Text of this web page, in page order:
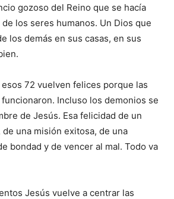
gozoso del Reino que se hacía
los seres humanos. Un Dios que
los demás en sus casas, en sus
72 vuelven felices porque las
Incluso los demonios se
de Jesús. Esa felicidad de un
una misión exitosa, de una
bondad y de vencer al mal. Todo va
Jesús vuelve a centrar las